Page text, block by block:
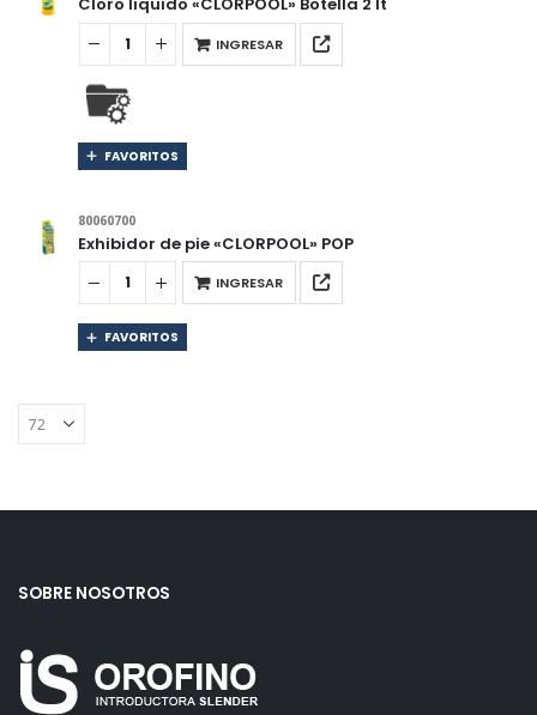
INGRESAR
FAVORITOS
80060700
Exhibidor de pie «CLORPOOL» POP
INGRESAR
FAVORITOS
SOBRE NOSOTROS